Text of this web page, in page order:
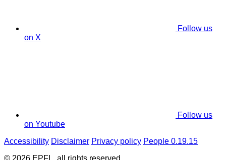
Follow us
on X
Follow us
on Youtube
Accessibility Disclaimer Privacy policy People 0.19.15